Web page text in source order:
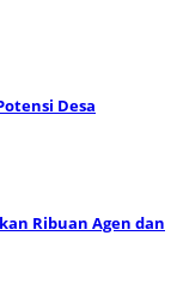
Desa
Ribuan Agen dan